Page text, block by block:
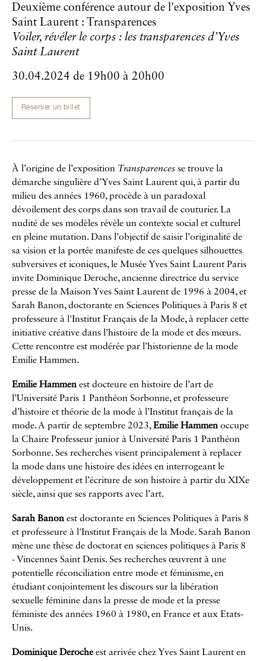
Deuxième conférence autour de l'exposition Yves
Saint Laurent : Transparences
Voiler, révéler le corps : les transparences d’Yves
Saint Laurent
30.04.2024 de 19h00 à 20h00
Réserver un billet
À l’origine de l’exposition Transparences se trouve la
démarche singulière d’Yves Saint Laurent qui, à partir du
milieu des années 1960, procède à un paradoxal
dévoilement des corps dans son travail de couturier. La
nudité de ses modèles révèle un contexte social et culturel
en pleine mutation. Dans l’objectif de saisir l’originalité de
sa vision et la portée manifeste de ces quelques silhouettes
subversives et iconiques, le Musée Yves Saint Laurent Paris
invite Dominique Deroche, ancienne directrice du service
presse de la Maison Yves Saint Laurent de 1996 à 2004, et
Sarah Banon, doctorante en Sciences Politiques à Paris 8 et
professeure à l'Institut Français de la Mode, à replacer cette
initiative créative dans l’histoire de la mode et des mœurs.
Cette rencontre est modérée par l’historienne de la mode
Emilie Hammen.
Emilie Hammenest docteure en histoire de l’art de
l’Université Paris 1 Panthéon Sorbonne, et professeure
d’histoire et théorie de la mode à l’Institut français de la
mode. A partir de septembre 2023,Emilie Hammenoccupe
la Chaire Professeur junior à Université Paris 1 Panthéon
Sorbonne. Ses recherches visent principalement à replacer
la mode dans une histoire des idées en interrogeant le
développement et l’écriture de son histoire à partir du XIXe
siècle, ainsi que ses rapports avec l’art.
Sarah Banonest doctorante en Sciences Politiques à Paris 8
et professeure à l'Institut Français de la Mode. Sarah Banon
mène une thèse de doctorat en sciences politiques à Paris 8
- Vincennes Saint Denis. Ses recherches œuvrent à une
potentielle réconciliation entre mode et féminisme, en
étudiant conjointement les discours sur la libération
sexuelle féminine dans la presse de mode et la presse
féministe des années 1960 à 1980, en France et aux Etats-
Unis.
Dominique Deroche est arrivée chez Yves Saint Laurent en